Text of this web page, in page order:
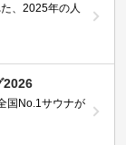
、2025年の人
2026
国No.1サウナが